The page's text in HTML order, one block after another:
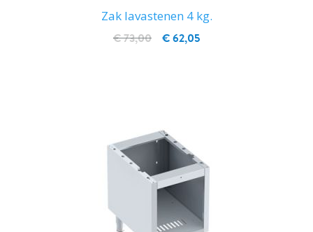
Zak lavastenen 4 kg.
€ 62,05
€ 73,00